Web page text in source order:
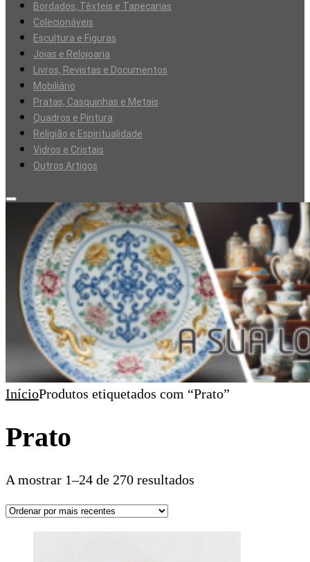
Bordados, Têxteis e Tapeçarias
Colecionáveis
Escultura e Figuras
Joias e Relojoaria
Livros, Revistas e Documentos
Mobiliário
Pratas, Casquinhas e Metais
Quadros e Pintura
Religião e Espiritualidade
Vidros e Cristais
Outros Artigos
InícioProdutos etiquetados com “Prato”
Prato
A mostrar 1–24 de 270 resultados